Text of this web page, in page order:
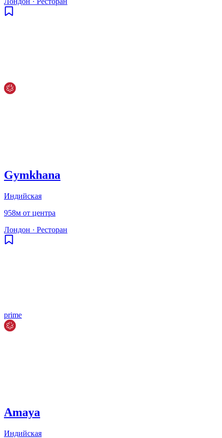
Gymkhana
Индийская
958м от центра
Лондон · Ресторан
prime
Amaya
Индийская